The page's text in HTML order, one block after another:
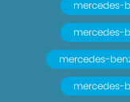
mercedes-
mercedes-
mercedes-
mercedes-